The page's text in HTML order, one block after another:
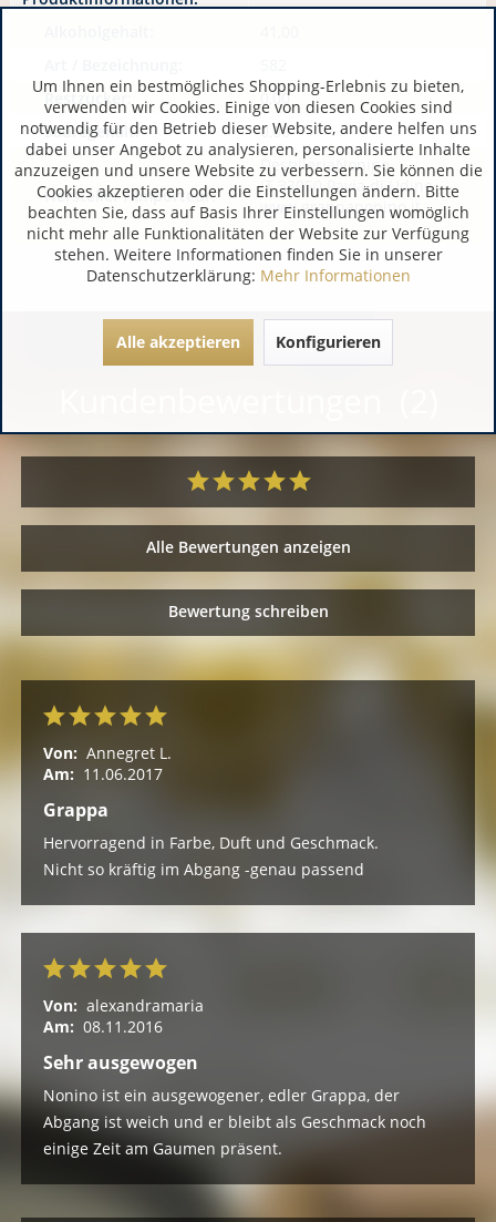
Restzucker:
0,00
Säuregehalt:
0,00
Hersteller / Importeur:
DestilleriaNonino
IT 33050 Pavia di Udine
www.grappanonino.it
Alle Bewertungen anzeigen
Bewertung schreiben
Von: Annegret L.
Am: 11.06.2017
Grappa
Hervorragend in Farbe, Duft und Geschmack.
Nicht so kräftig im Abgang -genau passend
Von: alexandramaria
Am: 08.11.2016
Sehr ausgewogen
Nonino ist ein ausgewogener, edler Grappa, der
Abgang ist weich und er bleibt als Geschmack noch
einige Zeit am Gaumen präsent.
Um Ihnen ein bestmögliches Shopping-Erlebnis zu bieten,
verwenden wir Cookies. Einige von diesen Cookies sind
notwendig für den Betrieb dieser Website, andere helfen uns
dabei unser Angebot zu analysieren, personalisierte Inhalte
anzuzeigen und unsere Website zu verbessern. Sie können die
Cookies akzeptieren oder die Einstellungen ändern. Bitte
beachten Sie, dass auf Basis Ihrer Einstellungen womöglich
nicht mehr alle Funktionalitäten der Website zur Verfügung
stehen. Weitere Informationen finden Sie in unserer
Datenschutzerklärung: Mehr Informationen
Alle akzeptieren Konfigurieren